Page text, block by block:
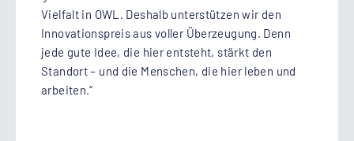
Vielfalt in OWL. Deshalb unterstützen wir den
Innovationspreis aus voller Überzeugung. Denn
jede gute Idee, die hier entsteht, stärkt den
Standort – und die Menschen, die hier leben und
arbeiten.“